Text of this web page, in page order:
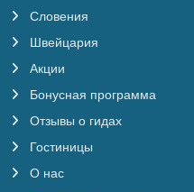
Словения
Швейцария
Акции
Бонусная программа
Отзывы о гидах
Гостиницы
О нас